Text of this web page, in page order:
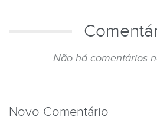
Não há comentários
Novo Comentário